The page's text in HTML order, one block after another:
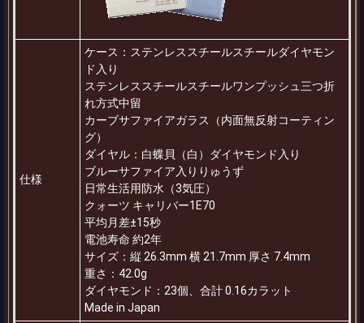
仕様
ケース：ステンレススチールスチールダイヤモン
ド入り
ステンレススチールスチールワンプッシュ三つ折
れ方式中留
カーブサファイアガラス（内面無反射コーティン
グ）
ダイヤル：白蝶貝（白）ダイヤモンド入り
ブルーサファイア入りりゅうず
日常生活用防水（3気圧）
クォーツ キャリバー1E70
平均月差±15秒
電池寿命 約2年
サイズ：縦 26.3mm 横 21.7mm 厚さ 7.4mm
重さ：42.0g
ダイヤモンド：23個、合計 0.16カラット
Made in Japan